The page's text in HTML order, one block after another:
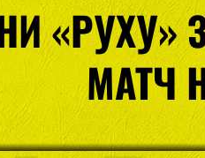
«РУХУ»
МАТЧ